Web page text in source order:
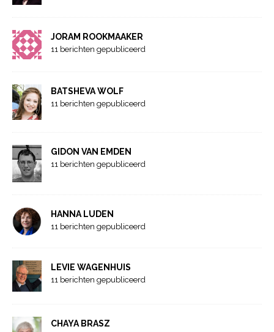
JORAM ROOKMAAKER
11 berichten gepubliceerd
BATSHEVA WOLF
11 berichten gepubliceerd
GIDON VAN EMDEN
11 berichten gepubliceerd
HANNA LUDEN
11 berichten gepubliceerd
LEVIE WAGENHUIS
11 berichten gepubliceerd
CHAYA BRASZ